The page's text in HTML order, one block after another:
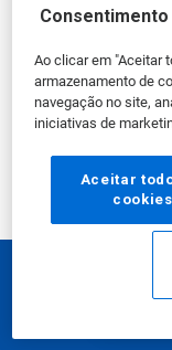
Ao clicar em "Aceitar
armazenamento de
navegação no site,
iniciativas de
Aceitar
cookies
Você
Aceito
pode entrar